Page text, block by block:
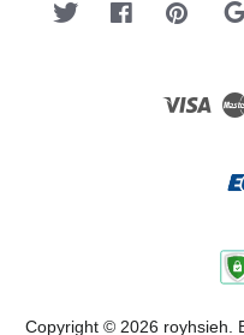
Twitter Facebook
Visa
Copyright © 2026 royhsieh.